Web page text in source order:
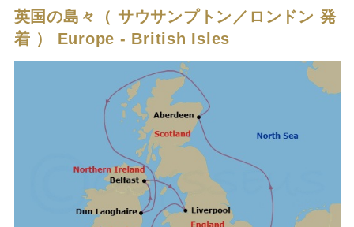
英国の島々（ サウサンプトン／ロンドン 発
着 ） Europe - British Isles